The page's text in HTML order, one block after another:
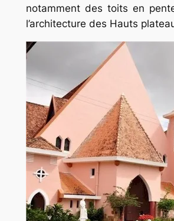
notamment des toits en
l’architecture des Hauts